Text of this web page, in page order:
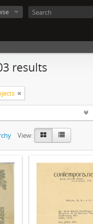
results
View: